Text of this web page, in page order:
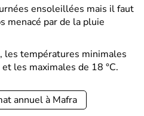
ensoleillées mais il faut
menacé par de la pluie
les températures minimales
les maximales de 18 °C.
annuel à Mafra